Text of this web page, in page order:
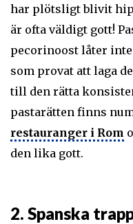
har plötsligt blivit
är ofta väldigt gott!
pecorinoost låter
som provat att laga
till den rätta
pastarätten finns
restauranger i Rom
den lika gott.
2. Spanska